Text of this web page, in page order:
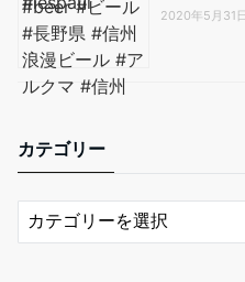
2020年5月31日
カテゴリー